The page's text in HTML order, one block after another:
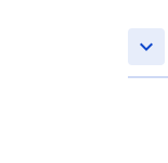
keyboard_arrow_down